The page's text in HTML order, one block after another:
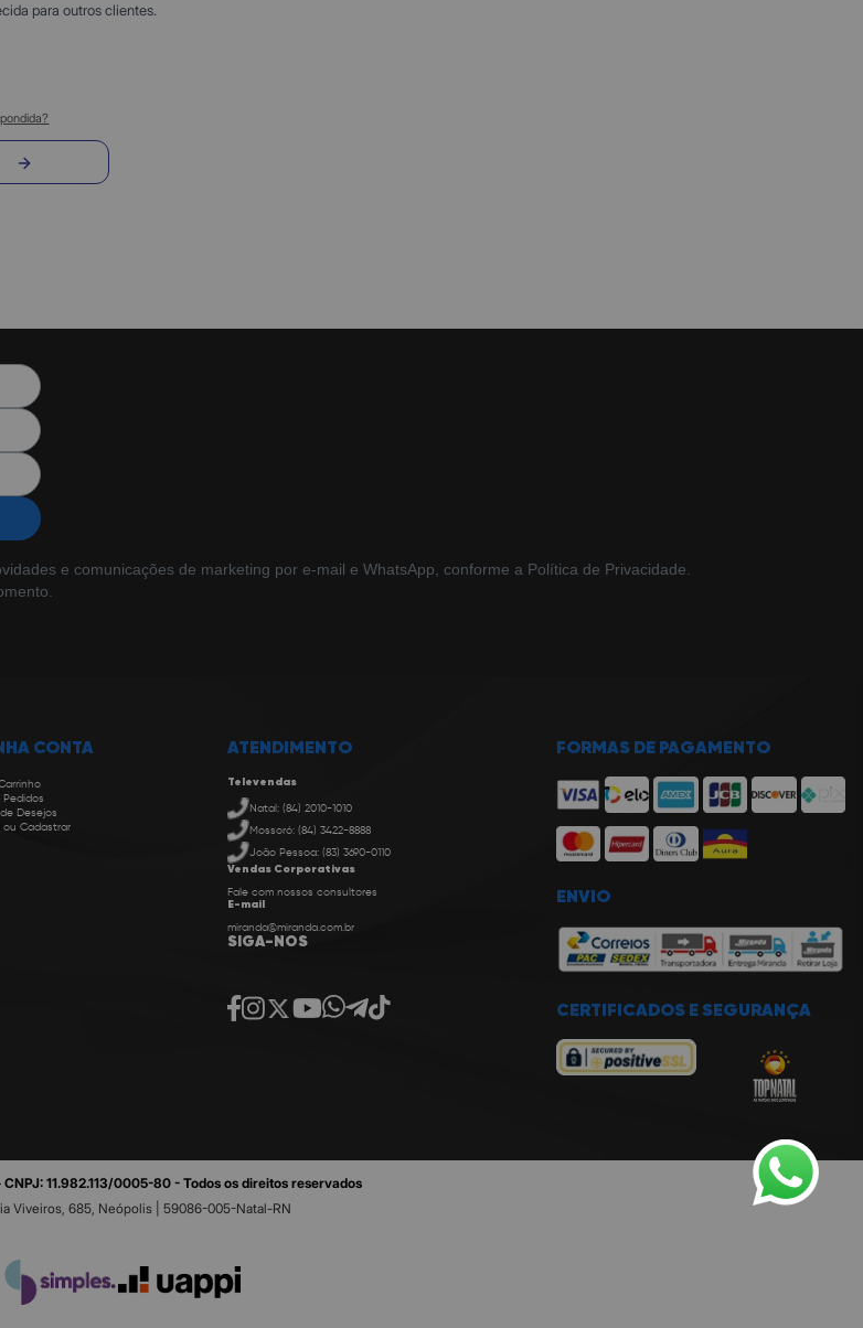
para outros clientes.
e comunicações de marketing por e-mail e WhatsApp, conforme a Política de Privacidade.
CONTA
Pedidos
Desejos
ou Cadastrar
ATENDIMENTO
Televendas
Natal: (84) 2010-1010
Mossoró: (84) 3422-8888
João Pessoa: (83) 3690-0110
Vendas Corporativas
Fale com nossos consultores
E-mail
miranda@miranda.com.br
SIGA-NOS
FORMAS DE PAGAMENTO
ENVIO
CERTIFICADOS E SEGURANÇA
11.982.113/0005-80 - Todos os direitos reservados
Viveiros, 685, Neópolis | 59086-005-Natal-RN